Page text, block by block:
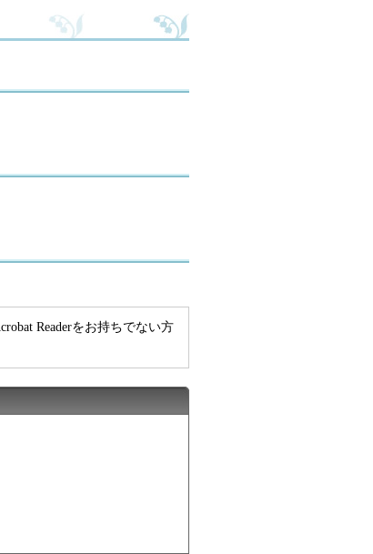
Readerをお持ちでない方